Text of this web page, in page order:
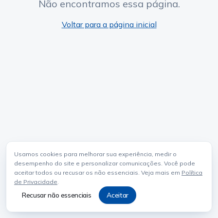
Usamos cookies para melhorar sua experiência, medir o
desempenho do site e personalizar comunicações. Você pode
aceitar todos ou recusar os não essenciais. Veja mais em Política
de Privacidade.
Recusar não essenciais Aceitar
Não encontramos essa página.
Voltar para a página inicial